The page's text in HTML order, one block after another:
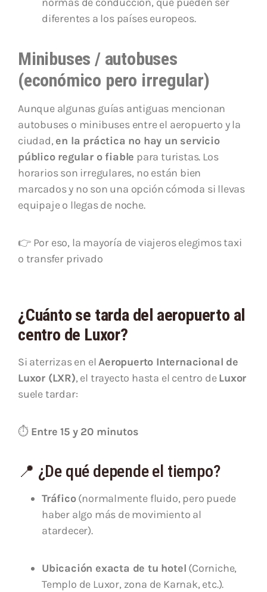
normas de conducción, que pueden ser
diferentes a los países europeos.
Minibuses / autobuses
(económico pero irregular)
Aunque algunas guías antiguas mencionan
autobuses o minibuses entre el aeropuerto y la
ciudad, en la práctica no hay un servicio
público regular o fiable para turistas. Los
horarios son irregulares, no están bien
marcados y no son una opción cómoda si llevas
equipaje o llegas de noche.
👉 Por eso, la mayoría de viajeros elegimos taxi
o transfer privado
¿Cuánto se tarda del aeropuerto al
centro de Luxor?
Si aterrizas en elAeropuerto Internacional de
Luxor (LXR), el trayecto hasta el centro deLuxor
suele tardar:
⏱ Entre 15 y 20 minutos
📍 ¿De qué depende el tiempo?
Tráfico(normalmente fluido, pero puede
haber algo más de movimiento al
atardecer).
Ubicación exacta de tu hotel (Corniche,
Templo de Luxor, zona de Karnak, etc.).